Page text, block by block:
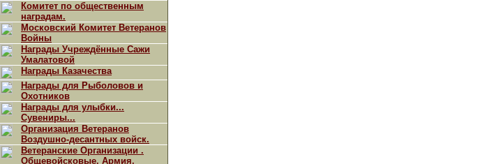
Комитет по общественным
наградам.
Московский Комитет Ветеранов
Войны
Награды Учреждённые Сажи
Умалатовой
Награды Казачества
Награды для Рыболовов и
Охотников
Награды для улыбки...
Сувениры...
Организация Ветеранов
Воздушно-десантных войск.
Ветеранские Организации .
Общевойсковые. Армия.